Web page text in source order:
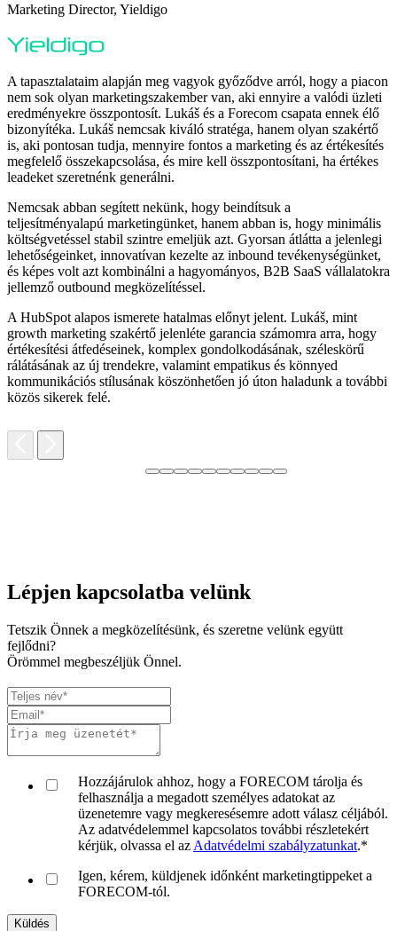
Marketing Director, Yieldigo
A tapasztalataim alapján meg vagyok győződve arról, hogy a piacon
nem sok olyan marketingszakember van, aki ennyire a valódi üzleti
eredményekre összpontosít. Lukáš és a Forecom csapata ennek élő
bizonyítéka. Lukáš nemcsak kiváló stratéga, hanem olyan szakértő
is, aki pontosan tudja, mennyire fontos a marketing és az értékesítés
megfelelő összekapcsolása, és mire kell összpontosítani, ha értékes
leadeket szeretnénk generálni.
Nemcsak abban segített nekünk, hogy beindítsuk a
teljesítményalapú marketingünket, hanem abban is, hogy minimális
költségvetéssel stabil szintre emeljük azt. Gyorsan átlátta a jelenlegi
lehetőségeinket, innovatívan kezelte az inbound tevékenységünket,
és képes volt azt kombinálni a hagyományos, B2B SaaS vállalatokra
jellemző outbound megközelítéssel.
A HubSpot alapos ismerete hatalmas előnyt jelent. Lukáš, mint
growth marketing szakértő jelenléte garancia számomra arra, hogy
értékesítési átfedéseinek, komplex gondolkodásának, széleskörű
rálátásának az új trendekre, valamint empatikus és könnyed
kommunikációs stílusának köszönhetően jó úton haladunk a további
közös sikerek felé.
Lépjen kapcsolatba velünk
Tetszik Önnek a megközelítésünk, és szeretne velünk együtt
fejlődni?
Örömmel megbeszéljük Önnel.
Hozzájárulok ahhoz, hogy a FORECOM tárolja és
felhasználja a megadott személyes adatokat az
üzenetemre vagy megkeresésemre adott válasz céljából.
Az adatvédelemmel kapcsolatos további részletekért
kérjük, olvassa el az Adatvédelmi szabályzatunkat.*
Igen, kérem, küldjenek időnként marketingtippeket a
FORECOM-tól.